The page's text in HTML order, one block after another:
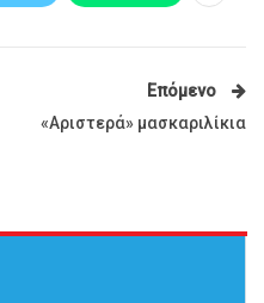
Επόμενο
«Αριστερά» μασκαριλίκια